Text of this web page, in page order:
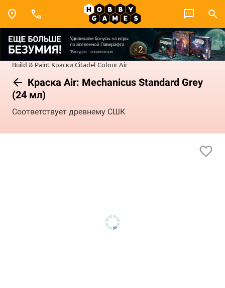
Build & Paint Краски Citadel ColourAir
Краска Air: Mechanicus Standard Grey
(24 мл)
Соответствует древнему СШК